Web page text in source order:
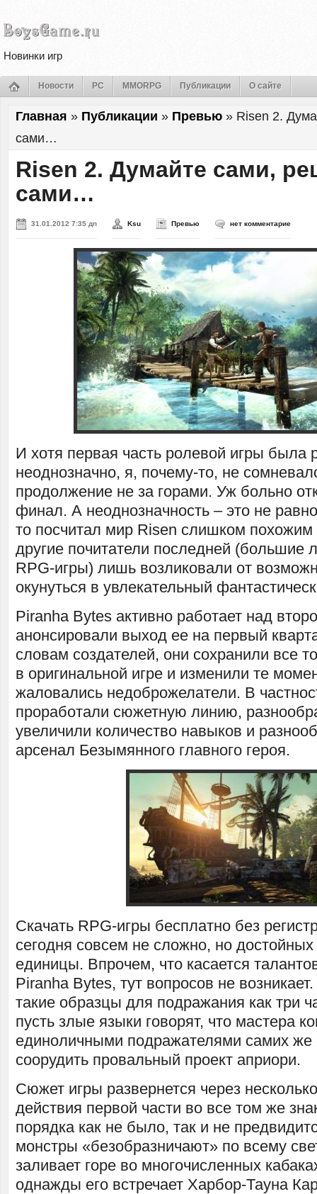
Новинки игр
Новости PC MMORPG Публикации О сайте
Главная » Публикации » Превью » Risen 2.
сами…
Risen 2. Думайте сами,
сами…
31.01.2012 7:35 дп Ksu Превью нет комментарие
И хотя первая часть ролевой игры была
неоднозначно, я, почему-то, не
продолжение не за горами. Уж больно
финал. А неоднозначность – это не
то посчитал мир Risen слишком похожим
другие почитатели последней (большие
RPG-игры) лишь возликовали от
окунуться в увлекательный
Piranha Bytes активно работает над
анонсировали выход ее на первый
словам создателей, они сохранили все
в оригинальной игре и изменили те
жаловались недоброжелатели. В
проработали сюжетную линию,
увеличили количество навыков и
арсенал Безымянного главного героя.
Скачать RPG-игры бесплатно без
сегодня совсем не сложно, но
единицы. Впрочем, что касается
Piranha Bytes, тут вопросов не
такие образцы для подражания как три
пусть злые языки говорят, что мастера
единоличными подражателями самих же
соорудить провальный проект априори.
Сюжет игры развернется через
действия первой части во все том же
порядка как не было, так и не
монстры «безобразничают» по всему
заливает горе во многочисленных
однажды его встречает Харбор-Тауна